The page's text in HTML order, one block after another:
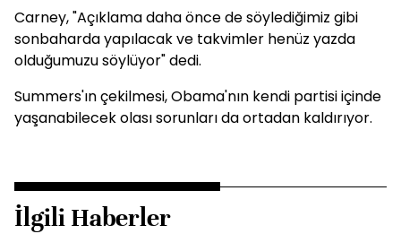
Carney, "Açıklama daha önce de söylediğimiz gibi
sonbaharda yapılacak ve takvimler henüz yazda
olduğumuzu söylüyor" dedi.
Summers'ın çekilmesi, Obama'nın kendi partisi içinde
yaşanabilecek olası sorunları da ortadan kaldırıyor.
İlgili Haberler